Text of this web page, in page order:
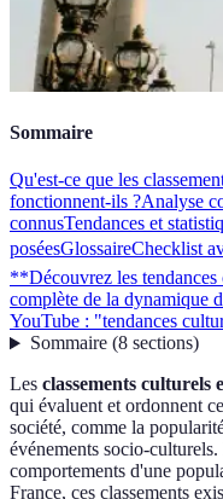
Sommaire
Qu'est-ce que les
fonctionnent-ils ?Analyse
connusTendances et
poséesGlossaireChecklist
**Découvrez les
complète de la dynamique
YouTube : "tendances
Sommaire(8 sections)
Les classements culturels
qui évaluent et ordonnent
société, comme la
événements socio-
comportements d'une
France, ces classements